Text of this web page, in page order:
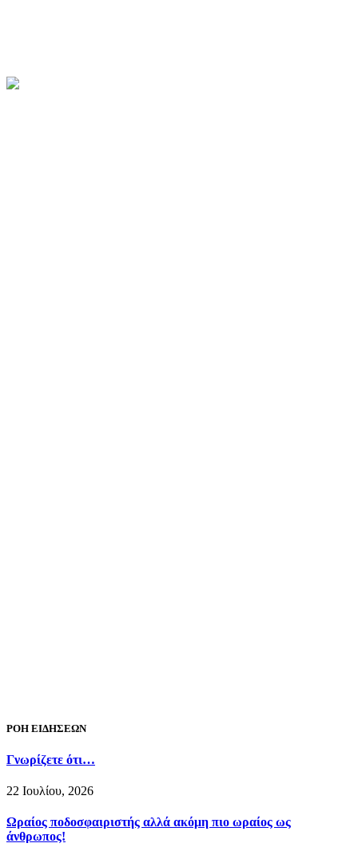
ΡΟΗ ΕΙΔΗΣΕΩΝ
Γνωρίζετε ότι…
22 Ιουλίου, 2026
Ωραίος ποδοσφαιριστής αλλά ακόμη πιο ωραίος ως
άνθρωπος!